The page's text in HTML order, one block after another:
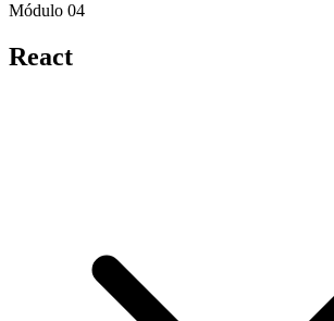
Módulo 04
React